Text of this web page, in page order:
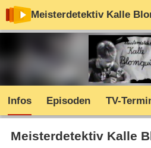
Meisterdetektiv Kalle
Infos Episoden TV-
Meisterdetektiv Kalle